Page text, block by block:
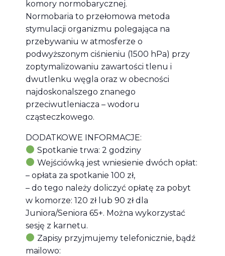
komory normobarycznej.
Normobaria to przełomowa metoda
stymulacji organizmu polegająca na
przebywaniu w atmosferze o
podwyższonym ciśnieniu (1500 hPa) przy
zoptymalizowaniu zawartości tlenu i
dwutlenku węgla oraz w obecności
najdoskonalszego znanego
przeciwutleniacza – wodoru
cząsteczkowego.
DODATKOWE INFORMACJE:
Spotkanie trwa: 2 godziny
Wejściówką jest wniesienie dwóch opłat:
– opłata za spotkanie 100 zł,
– do tego należy doliczyć opłatę za pobyt
w komorze: 120 zł lub 90 zł dla
Juniora/Seniora 65+. Można wykorzystać
sesję z karnetu.
Zapisy przyjmujemy telefonicznie, bądź
mailowo: